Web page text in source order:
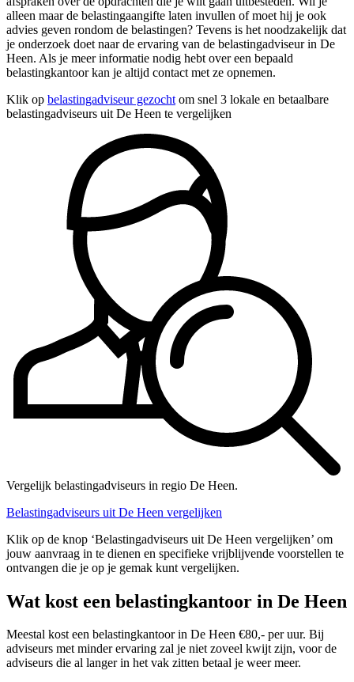
alleen maar de belastingaangifte laten invullen of moet hij je ook
advies geven rondom de belastingen? Tevens is het noodzakelijk dat
je onderzoek doet naar de ervaring van de belastingadviseur in De
Heen. Als je meer informatie nodig hebt over een bepaald
belastingkantoor kan je altijd contact met ze opnemen.
Klik op belastingadviseur gezocht om snel 3 lokale en betaalbare
belastingadviseurs uit De Heen te vergelijken
Vergelijk belastingadviseurs in regio De Heen.
Belastingadviseurs uit De Heen vergelijken
Klik op de knop ‘Belastingadviseurs uit De Heen vergelijken’ om
jouw aanvraag in te dienen en specifieke vrijblijvende voorstellen te
ontvangen die je op je gemak kunt vergelijken.
Wat kost een belastingkantoor in De Heen
Meestal kost een belastingkantoor in De Heen €80,- per uur. Bij
adviseurs met minder ervaring zal je niet zoveel kwijt zijn, voor de
adviseurs die al langer in het vak zitten betaal je weer meer.